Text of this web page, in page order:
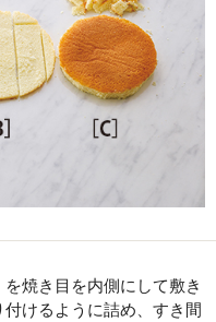
焼き目を内側にして敷き
けるように詰め、すき間